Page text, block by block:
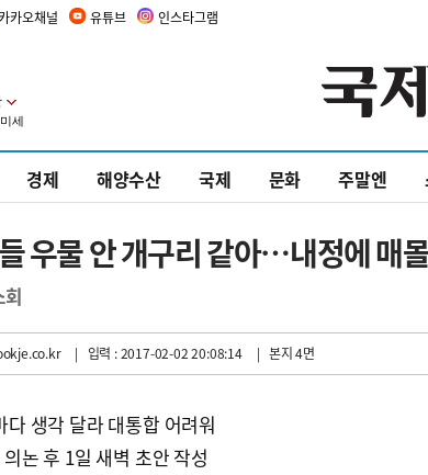
카오채널 유튜브 인스타그램
경제 해양수산 국제 문화 주말엔
우물 안 개구리 같아…내정에 매
회
| 입력 : 2017-02-02 20:08:14 | 본지 4면
다 생각 달라 대통합 어려워
논 후 1일 새벽 초안 작성